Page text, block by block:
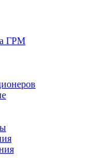
ГРМ